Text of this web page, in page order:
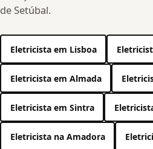
de Setúbal.
Eletricista em Lisboa
Eletricista em Almada
Eletricista em Sintra
Eletricista na Amadora